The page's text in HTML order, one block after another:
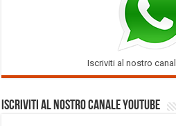
Iscriviti al nostro
Iscriviti al nostro Canale Youtube